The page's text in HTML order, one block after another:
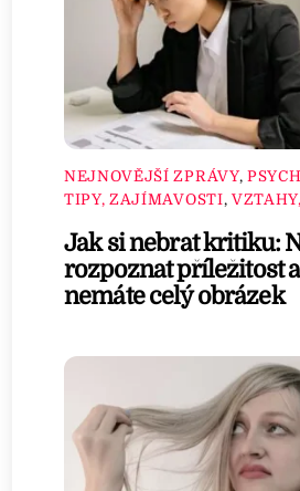
NEJNOVĚJŠÍ ZPRÁVY,
TIPY, ZAJÍMAVOSTI,
Jak si nebrat kritiku:
rozpoznat příležitost
nemáte celý obrázek